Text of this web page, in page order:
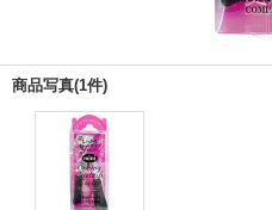
商品写真(1件)